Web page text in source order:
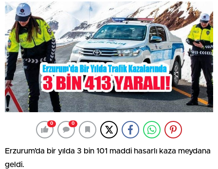
0 0
Erzurum’da bir yılda 3 bin 101 maddi hasarlı kaza meydana
geldi.